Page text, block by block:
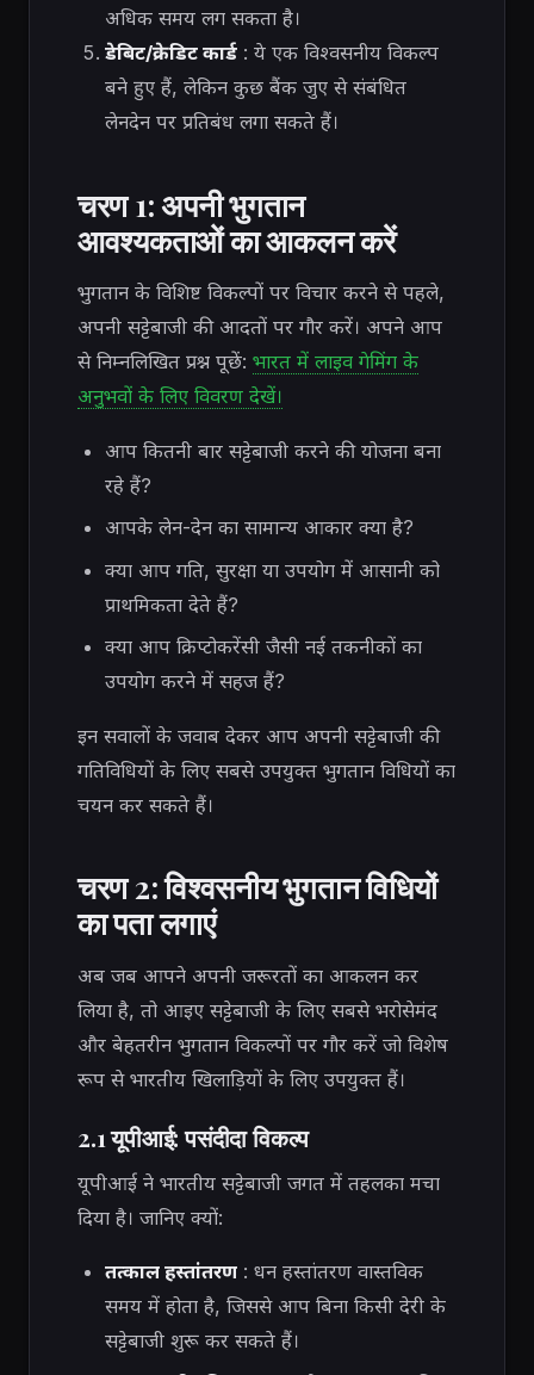
अधिक समय लग सकता है।
डेबिट/क्रेडिट कार्ड: ये एक विश्वसनीय विकल्प
बने हुए हैं, लेकिन कुछ बैंक जुए से संबंधित
लेनदेन पर प्रतिबंध लगा सकते हैं।
चरण 1: अपनी भुगतान
आवश्यकताओं का आकलन करें
भुगतान के विशिष्ट विकल्पों पर विचार करने से पहले,
अपनी सट्टेबाजी की आदतों पर गौर करें। अपने आप
से निम्नलिखित प्रश्न पूछें: भारत में लाइव गेमिंग के
अनुभवों के लिए विवरण देखें।
आप कितनी बार सट्टेबाजी करने की योजना बना
रहे हैं?
आपके लेन-देन का सामान्य आकार क्या है?
क्या आप गति, सुरक्षा या उपयोग में आसानी को
प्राथमिकता देते हैं?
क्या आप क्रिप्टोकरेंसी जैसी नई तकनीकों का
उपयोग करने में सहज हैं?
इन सवालों के जवाब देकर आप अपनी सट्टेबाजी की
गतिविधियों के लिए सबसे उपयुक्त भुगतान विधियों का
चयन कर सकते हैं।
चरण 2: विश्वसनीय भुगतान विधियों
का पता लगाएं
अब जब आपने अपनी जरूरतों का आकलन कर
लिया है, तो आइए सट्टेबाजी के लिए सबसे भरोसेमंद
और बेहतरीन भुगतान विकल्पों पर गौर करें जो विशेष
रूप से भारतीय खिलाड़ियों के लिए उपयुक्त हैं।
2.1 यूपीआई: पसंदीदा विकल्प
यूपीआई ने भारतीय सट्टेबाजी जगत में तहलका मचा
दिया है। जानिए क्यों:
तत्काल हस्तांतरण: धन हस्तांतरण वास्तविक
समय में होता है, जिससे आप बिना किसी देरी के
सट्टेबाजी शुरू कर सकते हैं।